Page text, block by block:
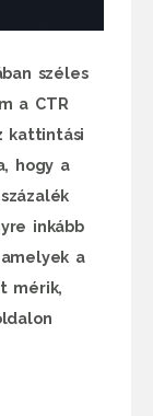
széles
a CTR
kattintási
hogy a
inkább
a
mérik,